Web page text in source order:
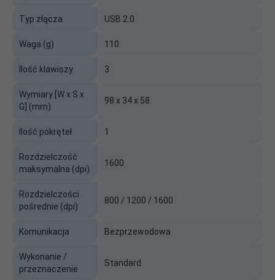
Typ złącza USB 2.0
Waga (g) 110
Ilość klawiszy 3
Wymiary [W x S x
G] (mm)
98 x 34 x 58
Ilość pokręteł 1
Rozdzielczość
maksymalna (dpi)
1600
Rozdzielczości
pośrednie (dpi)
800 / 1200 / 1600
Komunikacja Bezprzewodowa
Wykonanie /
przeznaczenie
Standard